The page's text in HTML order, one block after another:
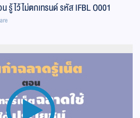
รู้ไว้ไม่ตกเทรนด์ รหัส IFBL O001